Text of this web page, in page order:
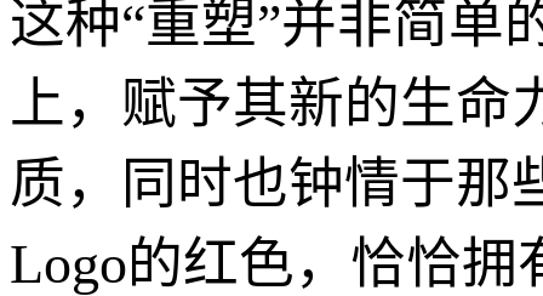
这种“重塑”并非简单
上，赋予其新的生命
质，同时也钟情于那
Logo的红色，恰恰